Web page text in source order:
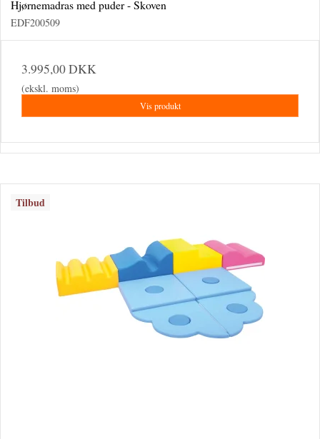
Hjørnemadras med puder - Skoven
EDF200509
3.995,00 DKK
(ekskl. moms)
Vis produkt
Tilbud